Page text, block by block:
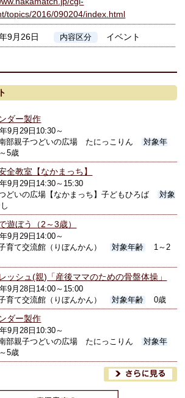
topics/2016/090204/index.html
9月26日 内容区分 イベント
ダー製作
9月29日10:30～
部親子つどいの広場 たにっこりん
対象年
5歳
全教室【なかまっち】
9月29日14:30～15:30
どいの広場【なかまっち】子どもひろば
対象
遊ぼう（2～3歳）
9月29日14:00～
育て交流館（りぼんかん） 対象年齢
1～2
ッシュ(親)「産後ママのための骨盤体操」
9月28日14:00～15:00
育て交流館（りぼんかん） 対象年齢 0歳
ダー製作
9月28日10:30～
部親子つどいの広場 たにっこりん
対象年
5歳